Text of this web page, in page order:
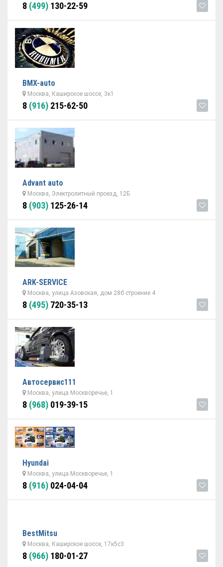
8 (499) 130-22-59
BMX-auto
Москва, Каширское шоссе, 3к1
8 (916) 215-62-50
Advant auto
Москва, Электролитный проезд, 12Б
8 (903) 125-26-14
ARK-SERVICE
Москва, улица Азовская, дом 28б строение 4
8 (495) 720-35-13
Автосервис111
Москва, улица Москворечье, 1
8 (968) 019-39-15
Hyundai
Москва, улица Москворечье, 1
8 (916) 024-04-04
BestMitsu
Москва, Каширское шоссе, 17к5с3
8 (966) 180-01-27